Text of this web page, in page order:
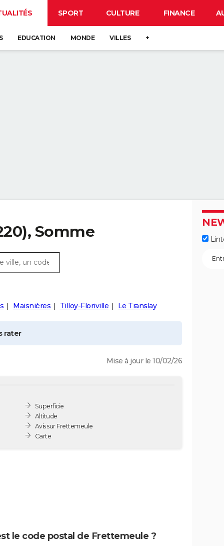
SPORT CULTURE FINANCE
EDUCATION MONDE VILLES +
Somme
Maisnières Tilloy-Floriville Le Translay
rater
Mise à jour le 10/02/26
Superficie
Altitude
Avis sur Frettemeule
Carte
le code postal de Frettemeule ?